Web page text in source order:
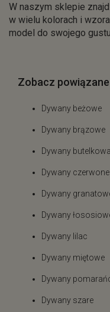
W naszym sklepie
w wielu kolorach i
model do swojego
Zobacz
Dywany beżowe
Dywany brązowe
Dywany
Dywany czerwone
Dywany
Dywany
Dywany lilac
Dywany miętowe
Dywany
Dywany szare